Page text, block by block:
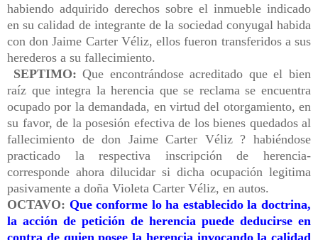
habiendo adquirido derechos sobre el inmueble indicado
en su calidad de integrante de la sociedad conyugal habida
con don Jaime Carter Véliz, ellos fueron transferidos a sus
herederos a su fallecimiento.
SEPTIMO:Que encontrándose acreditado que el bien
raíz que integra la herencia que se reclama se encuentra
ocupado por la demandada, en virtud del otorgamiento, en
su favor, de la posesión efectiva de los bienes quedados al
fallecimiento de don Jaime Carter Véliz ? habiéndose
practicado la respectiva inscripción de herencia-
corresponde ahora dilucidar si dicha ocupación legitima
pasivamente a doña Violeta Carter Véliz, en autos.
OCTAVO: Que conforme lo ha establecido la doctrina,
la acción de petición de herencia puede deducirse en
contra de quien posee la herencia invocando la calidad